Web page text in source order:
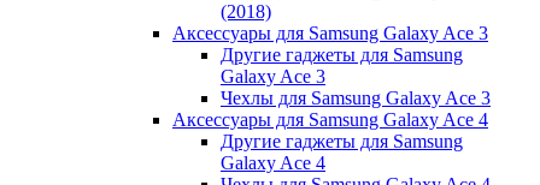
(2018)
Аксессуары для Samsung Galaxy Ace 3
Другие гаджеты для Samsung
Galaxy Ace 3
Чехлы для Samsung Galaxy Ace 3
Аксессуары для Samsung Galaxy Ace 4
Другие гаджеты для Samsung
Galaxy Ace 4